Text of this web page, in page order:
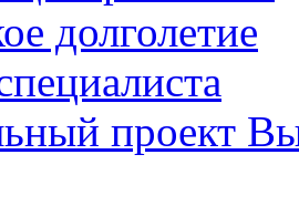
долголетие
проект